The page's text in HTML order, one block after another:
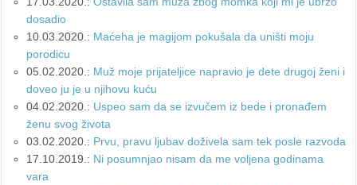
dosadio
10.03.2020.: Maćeha je magijom pokušala da uništi moju
porodicu
05.02.2020.: Muž moje prijateljice napravio je dete drugoj ženi i
doveo ju je u njihovu kuću
04.02.2020.: Uspeo sam da se izvučem iz bede i pronađem
ženu svog života
03.02.2020.: Prvu, pravu ljubav doživela sam tek posle razvoda
17.10.2019.: Ni posumnjao nisam da me voljena godinama
vara